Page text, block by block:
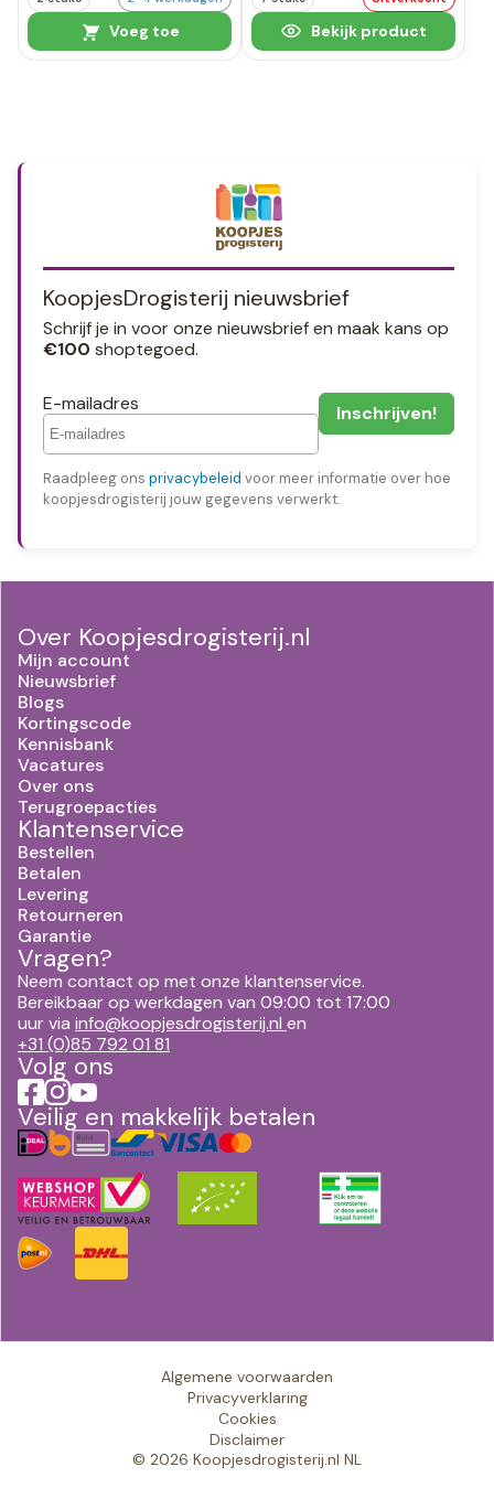
Voeg toe Bekijk product
KoopjesDrogisterij nieuwsbrief
Schrijf je in voor onze nieuwsbrief en maak kans op
€100 shoptegoed.
E-mailadres
Raadpleeg ons privacybeleid voor meer informatie over hoe
koopjesdrogisterij jouw gegevens verwerkt.
Over Koopjesdrogisterij.nl
Mijn account
Nieuwsbrief
Blogs
Kortingscode
Kennisbank
Vacatures
Over ons
Terugroepacties
Klantenservice
Bestellen
Betalen
Levering
Retourneren
Garantie
Vragen?
Neem contact op met onze klantenservice.
Bereikbaar op werkdagen van 09:00 tot 17:00
uur via info@koopjesdrogisterij.nl en
+31 (0)85 792 01 81
Volg ons
Veilig en makkelijk betalen
© 2026 Koopjesdrogisterij.nl NL
Algemene voorwaarden
Privacyverklaring
Cookies
Disclaimer